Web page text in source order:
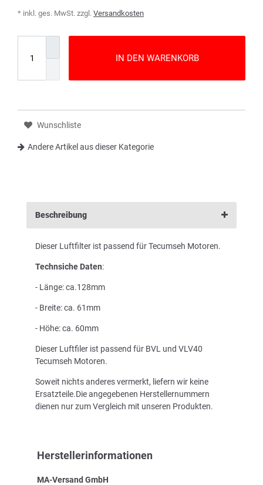
* inkl. ges. MwSt. zzgl. Versandkosten
IN DEN WARENKORB
Wunschliste
Andere Artikel aus dieser Kategorie
Beschreibung
Dieser Luftfilter ist passend für Tecumseh Motoren.
Technsiche Daten:
- Länge: ca.128mm
- Breite: ca. 61mm
- Höhe: ca. 60mm
Dieser Luftfiler ist passend für BVL und VLV40
Tecumseh Motoren.
Soweit nichts anderes vermerkt, liefern wir keine
Ersatzteile.Die angegebenen Herstellernummern
dienen nur zum Vergleich mit unseren Produkten.
Herstellerinformationen
MA-Versand GmbH